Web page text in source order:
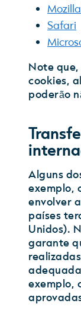
Safari
Note
cookies,
poderão
Alguns
exemplo,
envolver
países
Unidos).
garante
exemplo,